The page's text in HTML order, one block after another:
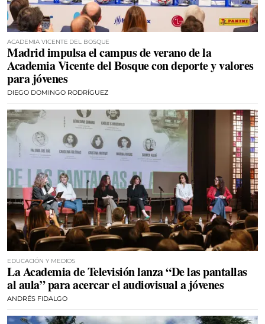
ACADEMIA VICENTE DEL BOSQUE
Madrid impulsa el campus de verano de la
Academia Vicente del Bosque con deporte y valores
para jóvenes
DIEGO DOMINGO RODRÍGUEZ
EDUCACIÓN Y MEDIOS
La Academia de Televisión lanza “De las pantallas
al aula” para acercar el audiovisual a jóvenes
ANDRÉS FIDALGO